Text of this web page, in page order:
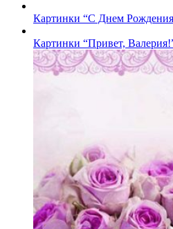
Картинки “С Днем
Картинки “Привет,